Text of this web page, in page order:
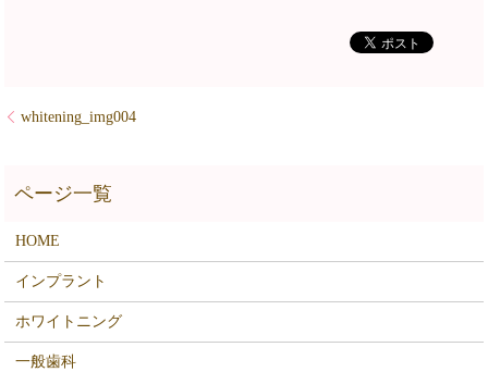
whitening_img004
HOME
インプラント
ホワイトニング
一般歯科